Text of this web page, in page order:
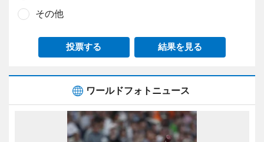
その他
投票する 結果を見る
ワールドフォトニュース